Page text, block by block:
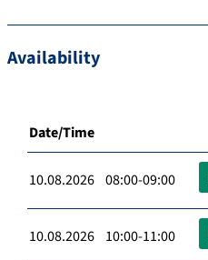
Availability
Date/Time
10.08.2026 08:00-09:00
10.08.2026 10:00-11:00